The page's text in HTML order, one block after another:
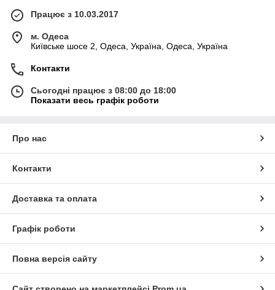
Працює з 10.03.2017
м. Одеса
Київське шосе 2, Одеса, Україна, Одеса, Україна
Контакти
Сьогодні працює з 08:00 до 18:00
Показати весь графік роботи
Про нас
Контакти
Доставка та оплата
Графік роботи
Повна версія сайту